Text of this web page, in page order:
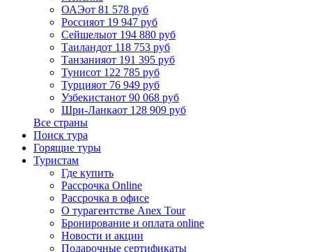
ОАЭот 81 578 руб
Россияот 19 947 руб
Сейшелыот 194 880 руб
Таиландот 118 753 руб
Танзанияот 191 395 руб
Тунисот 122 785 руб
Турцияот 76 949 руб
Узбекистанот 90 068 руб
Шри-Ланкаот 128 909 руб
Все страны
Поиск тура
Горящие туры
Туристам
Где купить
Рассрочка Online
Рассрочка в офисе
О турагентстве Anex Tour
Бронирование и оплата online
Новости и акции
Подарочные сертификаты